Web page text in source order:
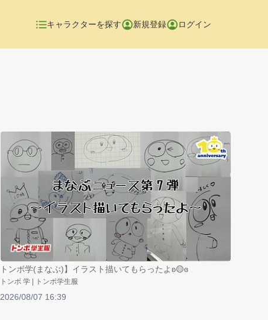
キャラクターを探す 新規登録 ログイン
トンボ学(まなぶ)】イラスト描いてもらったよʚ🟡ɞ
トンボ 学 | トンボ学生服
2026/08/07 16:39